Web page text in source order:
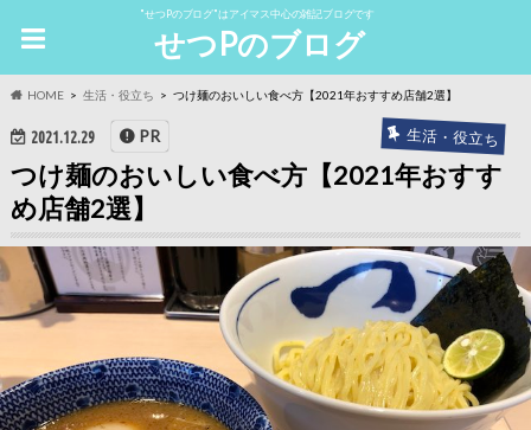
"せつPのブログ"はアイマス中心の雑記ブログです
せつPのブログ
HOME 生活・役立ち つけ麺のおいしい食べ方【2021年おすすめ店舗2選】
2021.12.29 生活・役立ち
PR
つけ麺のおいしい食べ方【2021年おすす
め店舗2選】